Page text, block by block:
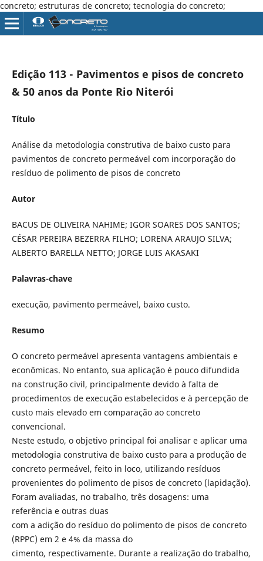
concreto; estruturas de concreto; tecnologia do concreto;
Edição 113 - Pavimentos e pisos de concreto
& 50 anos da Ponte Rio Niterói
Título
Análise da metodologia construtiva de baixo custo para
pavimentos de concreto permeável com incorporação do
resíduo de polimento de pisos de concreto
Autor
BACUS DE OLIVEIRA NAHIME; IGOR SOARES DOS SANTOS;
CÉSAR PEREIRA BEZERRA FILHO; LORENA ARAUJO SILVA;
ALBERTO BARELLA NETTO; JORGE LUIS AKASAKI
Palavras-chave
execução, pavimento permeável, baixo custo.
Resumo
O concreto permeável apresenta vantagens ambientais e
econômicas. No entanto, sua aplicação é pouco difundida
na construção civil, principalmente devido à falta de
procedimentos de execução estabelecidos e à percepção de
custo mais elevado em comparação ao concreto
convencional.
Neste estudo, o objetivo principal foi analisar e aplicar uma
metodologia construtiva de baixo custo para a produção de
concreto permeável, feito in loco, utilizando resíduos
provenientes do polimento de pisos de concreto (lapidação).
Foram avaliadas, no trabalho, três dosagens: uma
referência e outras duas
com a adição do resíduo do polimento de pisos de concreto
(RPPC) em 2 e 4% da massa do
cimento, respectivamente. Durante a realização do trabalho,